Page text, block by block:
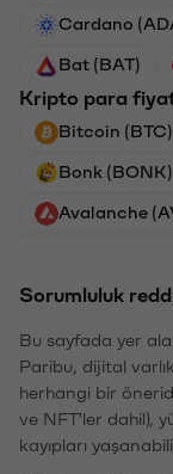
Cardano
Bat (BAT)
Kripto para
Bitcoin (BTC)
Bonk (BONK)
Avalanche
Sorumluluk
Bu sayfada yer
Paribu, dijital
herhangi bir
ve NFT'ler dahil),
kayıpları